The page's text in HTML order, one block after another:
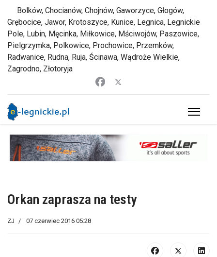
Bolków, Chocianów, Chojnów, Gaworzyce, Głogów,
Grębocice, Jawor, Krotoszyce, Kunice, Legnica, Legnickie
Pole, Lubin, Męcinka, Miłkowice, Mściwojów, Paszowice,
Pielgrzymka, Polkowice, Prochowice, Przemków,
Radwanice, Rudna, Ruja, Ścinawa, Wądroże Wielkie,
Zagrodno, Złotoryja
Orkan zaprasza na testy
ZJ 07 czerwiec 2016 05:28